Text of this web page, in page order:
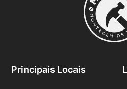
Principais Locais